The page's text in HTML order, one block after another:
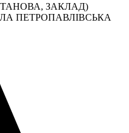
ЗАКЛАД)
ПЕТРОПАВЛІВСЬКА